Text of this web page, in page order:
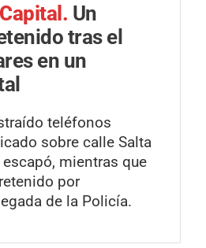
Un
tras el
en un
teléfonos
sobre calle Salta
mientras que
por
de la Policía.